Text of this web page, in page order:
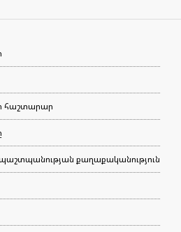
հաշտարար
քաղաքականություն